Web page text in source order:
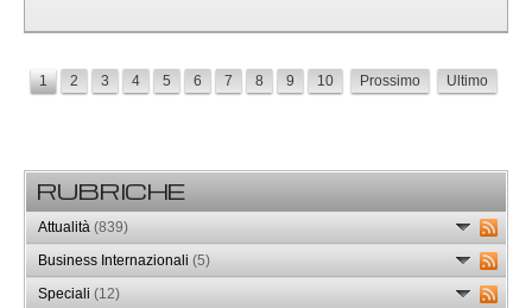
1 2 3 4 5 6 7 8 9 10 Prossimo Ultimo
RUBRICHE
Attualità (839)
Business Internazionali (5)
Speciali (12)